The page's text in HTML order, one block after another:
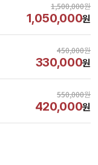
1,500,000원
1,050,000원
450,000원
330,000원
550,000원
420,000원